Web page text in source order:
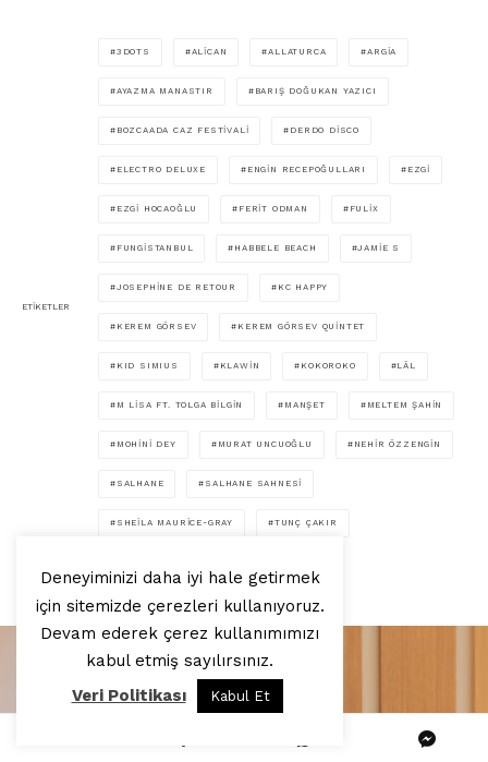
ETIKETLER
3DOTS ALICAN ALLATURCA ARGIA
AYAZMA MANASTIR BARIŞ DOĞUKAN YAZICI
BOZCAADA CAZ FESTIVALI DERDO DISCO
ELECTRO DELUXE ENGIN RECEPOĞULLARI EZGI
EZGI HOCAOĞLU FERIT ODMAN FULIX
FUNGISTANBUL HABBELE BEACH JAMIE S
JOSEPHINE DE RETOUR KC HAPPY
KEREM GÖRSEV KEREM GÖRSEV QUINTET
KID SIMIUS KLAWIN KOKOROKO LÂL
M LISA FT. TOLGA BILGIN MANŞET MELTEM ŞAHIN
MOHINI DEY MURAT UNCUOĞLU NEHIR ÖZZENGIN
SALHANE SALHANE SAHNESI
SHEILA MAURICE-GRAY TUNÇ ÇAKIR
Deneyiminizi daha iyi hale getirmek
için sitemizde çerezleri kullanıyoruz.
Devam ederek çerez kullanımımızı
kabul etmiş sayılırsınız.
Veri Politikası
Kabul Et